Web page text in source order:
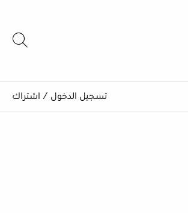
تسجيل الدخول / اشتراك